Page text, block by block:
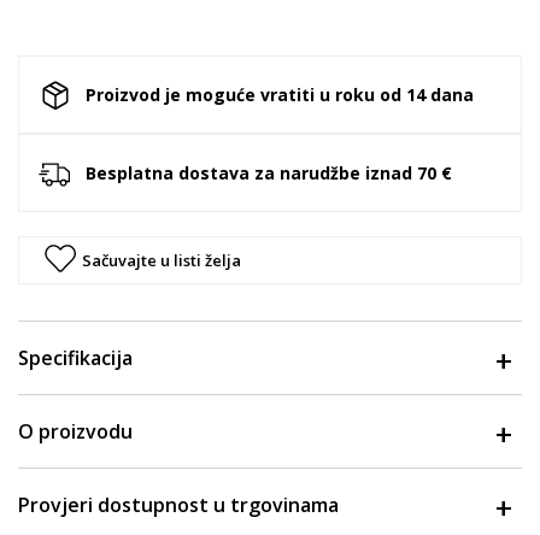
Proizvod je moguće vratiti u roku od 14 dana
Besplatna dostava za narudžbe iznad 70 €
Sačuvajte u listi želja
Specifikacija
O proizvodu
Provjeri dostupnost u trgovinama